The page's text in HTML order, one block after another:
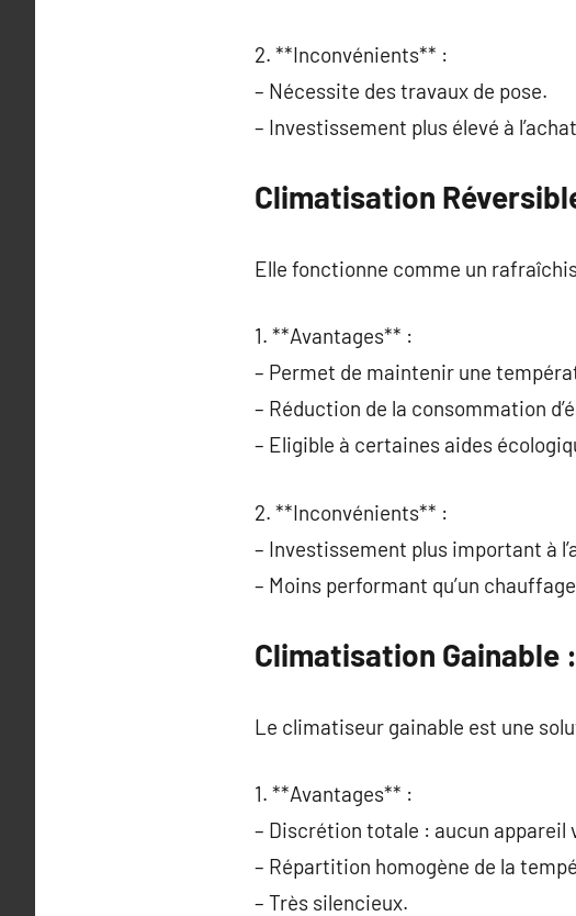
2. **Inconvénients** :
– Nécessite des travaux de pose.
– Investissement plus élevé à
Climatisation
Elle fonctionne comme un
1. **Avantages** :
– Permet de maintenir une
– Réduction de la consommation
– Eligible à certaines aides
2. **Inconvénients** :
– Investissement plus important à
– Moins performant qu’un
Climatisation
Le climatiseur gainable est une
1. **Avantages** :
– Discrétion totale : aucun appareil
– Répartition homogène de la
– Très silencieux.